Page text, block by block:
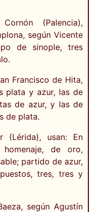
(Palencia),
según Vicente
de sinople, tres
Francisco de Hita,
plata y azur, las de
de azur, y las de
de plata.
(Lérida), usan: En
de oro,
partido de azur,
tres, tres y
según Agustín